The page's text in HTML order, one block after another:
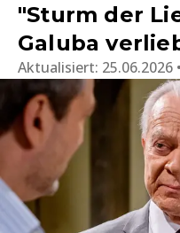
"Sturm der
Galuba
Aktualisiert: 25.06.2026